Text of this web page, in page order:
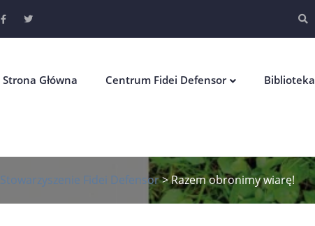
Strona Główna Centrum Fidei Defensor Biblioteka
Stowarzyszenie Fidei Defensor>Razem obronimy wiarę!